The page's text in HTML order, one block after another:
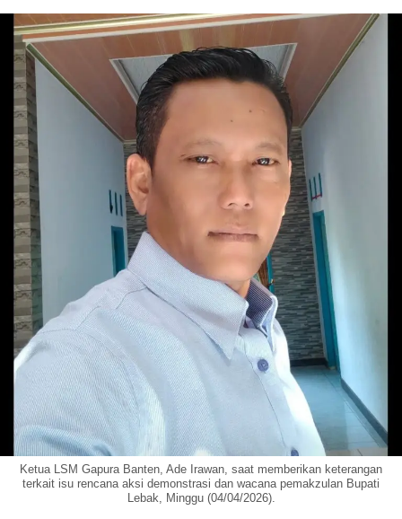
Ketua LSM Gapura Banten, Ade Irawan, saat memberikan keterangan
terkait isu rencana aksi demonstrasi dan wacana pemakzulan Bupati
Lebak, Minggu (04/04/2026).